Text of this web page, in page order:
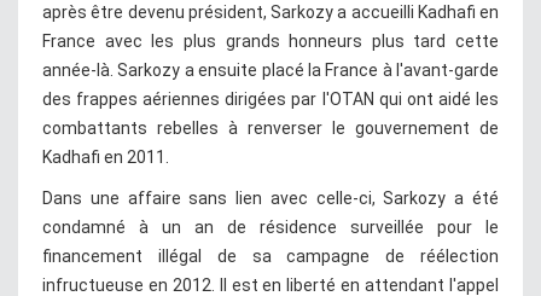
après être devenu président, Sarkozy a accueilli Kadhafi en
France avec les plus grands honneurs plus tard cette
année-là. Sarkozy a ensuite placé la France à l'avant-garde
des frappes aériennes dirigées par l'OTAN qui ont aidé les
combattants rebelles à renverser le gouvernement de
Kadhafi en 2011.
Dans une affaire sans lien avec celle-ci, Sarkozy a été
condamné à un an de résidence surveillée pour le
financement illégal de sa campagne de réélection
infructueuse en 2012. Il est en liberté en attendant l'appel